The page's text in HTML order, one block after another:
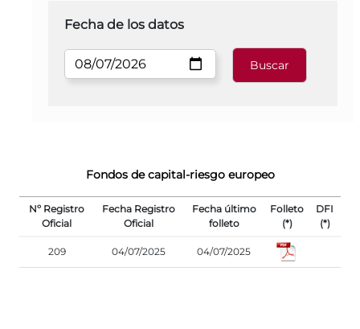
Fecha de los datos
Fondos de capital-riesgo europeo
Nº Registro
Oficial
Fecha Registro
Oficial
Fecha último
folleto
Folleto
(*)
DFI
(*)
209 04/07/2025 04/07/2025